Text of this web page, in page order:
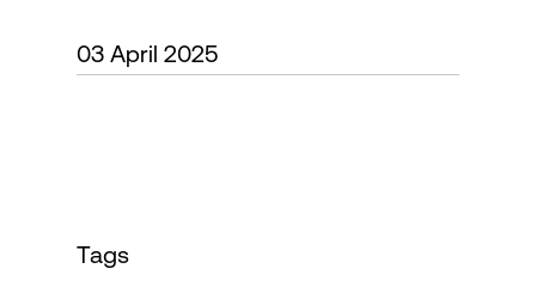
03 April 2025
Tags